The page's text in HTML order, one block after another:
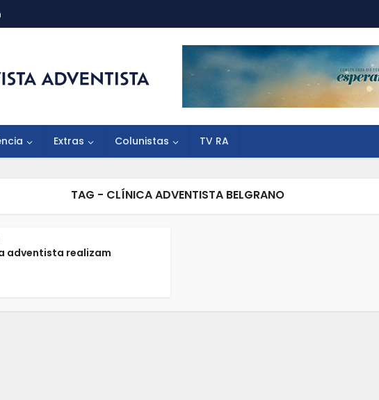
Extras Colunistas TV RA
TAG - CLÍNICA ADVENTISTA BELGRANO
adventista realizam